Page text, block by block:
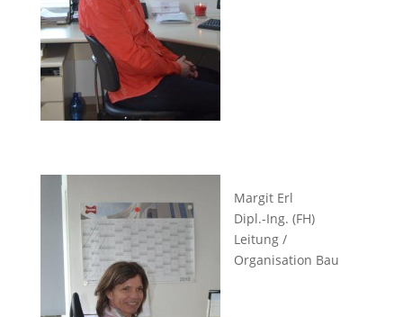
Margit Erl
Dipl.-Ing. (FH)
Leitung /
Organisation Bau